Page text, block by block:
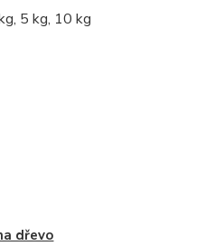
5 kg, 10 kg
dřevo